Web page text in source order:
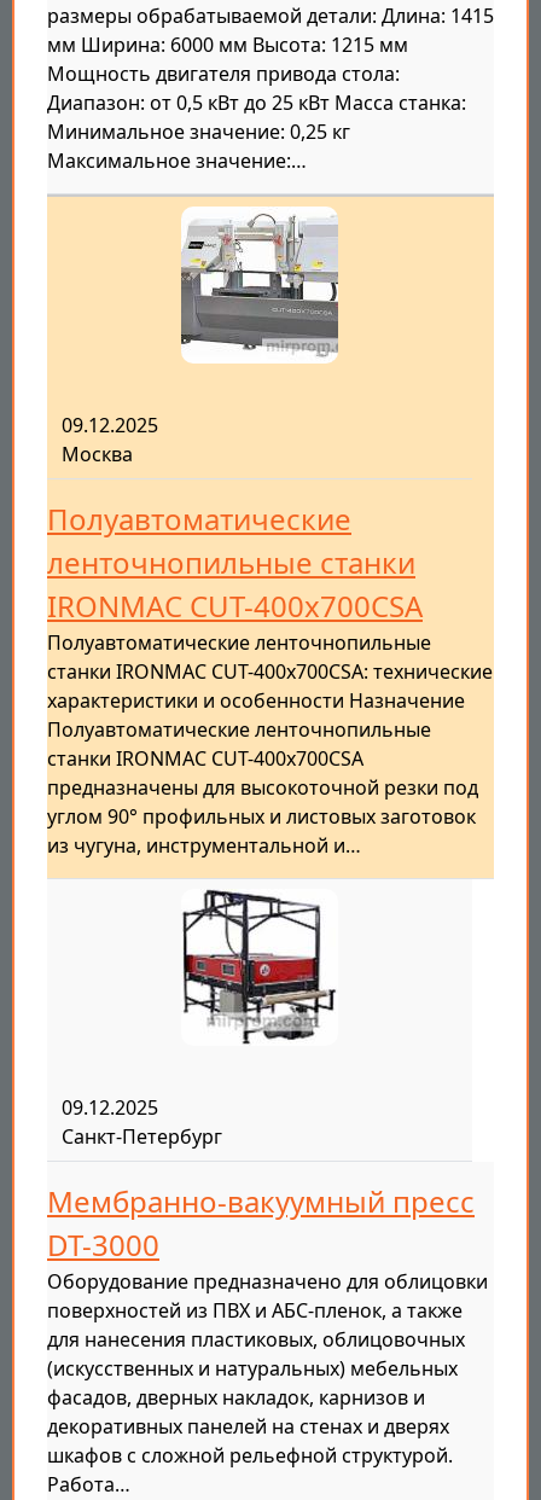
размеры обрабатываемой детали: Длина: 1415
мм Ширина: 6000 мм Высота: 1215 мм
Мощность двигателя привода стола:
Диапазон: от 0,5 кВт до 25 кВт Масса станка:
Минимальное значение: 0,25 кг
Максимальное значение:…
09.12.2025
Москва
Полуавтоматические
ленточнопильные станки
IRONMAC CUT-400x700СSA
Полуавтоматические ленточнопильные
станки IRONMAC CUT-400x700CSA: технические
характеристики и особенности Назначение
Полуавтоматические ленточнопильные
станки IRONMAC CUT-400x700CSA
предназначены для высокоточной резки под
углом 90° профильных и листовых заготовок
из чугуна, инструментальной и…
09.12.2025
Санкт-Петербург
Мембранно-вакуумный пресс
DT-3000
Оборудование предназначено для облицовки
поверхностей из ПВХ и АБС-пленок, а также
для нанесения пластиковых, облицовочных
(искусственных и натуральных) мебельных
фасадов, дверных накладок, карнизов и
декоративных панелей на стенах и дверях
шкафов с сложной рельефной структурой.
Работа…